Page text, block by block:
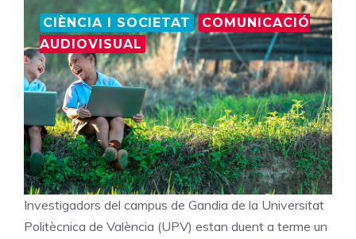
CIÈNCIA I SOCIETAT
COMUNICACIÓ
AUDIOVISUAL
Investigadors del campus de Gandia de la Universitat
Politècnica de València (UPV) estan duent a terme un